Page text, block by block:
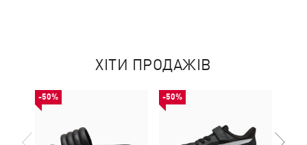
ХІТИ ПРОДАЖІВ
-50% -50%